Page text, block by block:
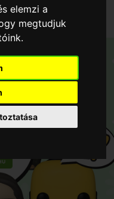
elemzi a
megtudjuk